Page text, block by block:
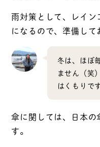
雨対策として、レイ
になるので、準備して
冬は、ほぼ
ません（笑
はくもりです
傘に関しては、日本
す。